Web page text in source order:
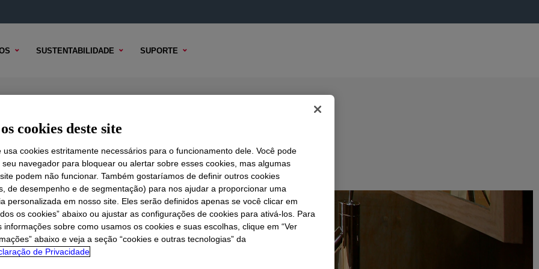
SUSTENTABILIDADE SUPORTE
Room Silicone
TÉCNICO OPÇÕES DE AMOSTRA OPÇÕES DE COMPRA
cookies deste site
usa cookies estritamente necessários para o funcionamento dele. Você pode
navegador para bloquear ou alertar sobre esses cookies, mas algumas
podem não funcionar. Também gostaríamos de definir outros cookies
de desempenho e de segmentação) para nos ajudar a proporcionar uma
personalizada em nosso site. Eles serão definidos apenas se você clicar em
os cookies” abaixo ou ajustar as configurações de cookies para ativá-los. Para
informações sobre como usamos os cookies e suas escolhas, clique em “Ver
abaixo e veja a seção “cookies e outras tecnologias” da
de Privacidade